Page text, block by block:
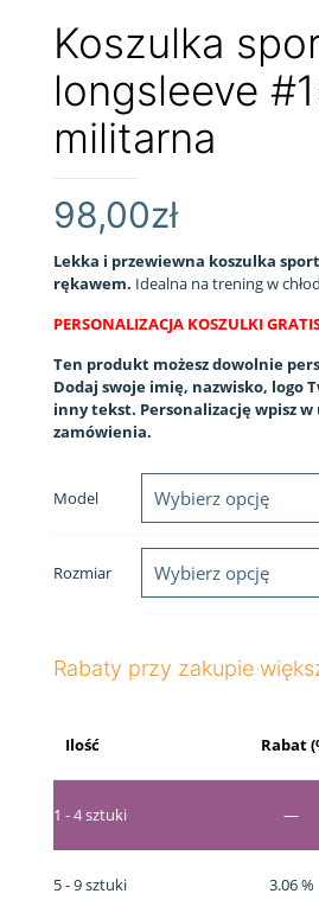
Koszulka
longsleeve
militarna
98,00zł
Lekka i przewiewna koszulka
rękawem. Idealna na trening w
PERSONALIZACJA KOSZULKI
Ten produkt możesz dowolnie
Dodaj swoje imię, nazwisko, logo
inny tekst. Personalizację wpisz w
zamówienia.
Model
Rozmiar
Rabaty przy zakupie
Ilość Rabat
1 - 4sztuki —
5 - 9 sztuki 3.06 %